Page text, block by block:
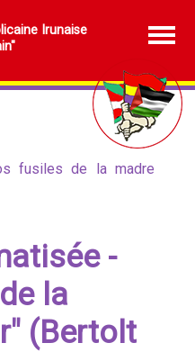
Irunaise
fusiles de la madre
-
la
(Bertolt